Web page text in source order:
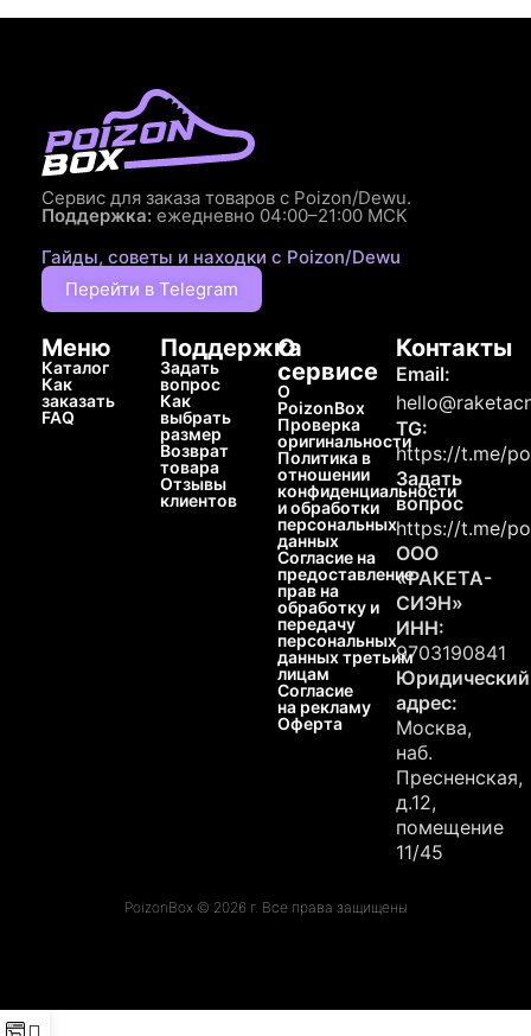
Сервис для заказа товаров с Poizon/Dewu.
Поддержка: ежедневно 04:00–21:00 МСК
Гайды, советы и находки с Poizon/Dewu
Перейти в Telegram
Меню
Каталог
Как
заказать
FAQ
Поддержка
Задать
вопрос
Как
выбрать
размер
Возврат
товара
Отзывы
клиентов
О
сервисе
О
PoizonBox
Проверка
оригинальности
Политика в
отношении
конфиденциальности
и обработки
персональных
данных
Согласие на
предоставление
прав на
обработку и
передачу
персональных
данных третьим
лицам
Согласие
на рекламу
Оферта
Контакты
Email:
TG:
https://t.me/
Задать
вопрос
https://t.me/
ООО
«РАКЕТА-
СИЭН»
ИНН:
9703190841
Юридический
адрес:
Москва,
наб.
Пресненская,
д.12,
помещение
11/45
PoizonBox © 2026 г. Все права защищены